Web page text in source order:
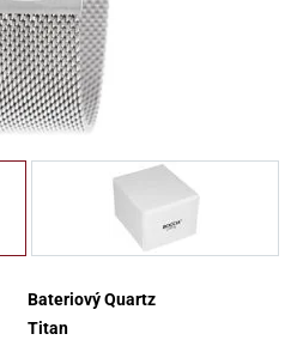
Bateriový Quartz
Titan